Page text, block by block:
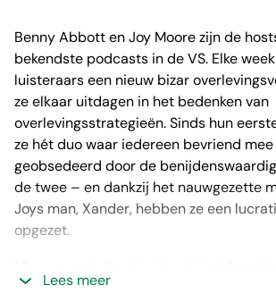
Benny Abbott en Joy Moore zijn de
bekendste podcasts in de VS. Elke
luisteraars een nieuw bizar
ze elkaar uitdagen in het bedenken van
overlevingsstrategieën. Sinds hun
ze hét duo waar iedereen bevriend mee
geobsedeerd door de
de twee – en dankzij het nauwgezette
Joys man, Xander, hebben ze een
opgezet.
verdwenen. Het enige aanknopingspunt
Lees meer